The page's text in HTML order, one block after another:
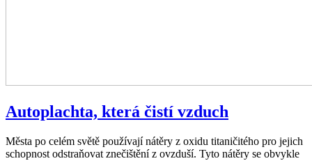
Autoplachta, která čistí vzduch
Města po celém světě používají nátěry z oxidu titaničitého pro jejich
schopnost odstraňovat znečištění z ovzduší. Tyto nátěry se obvykle